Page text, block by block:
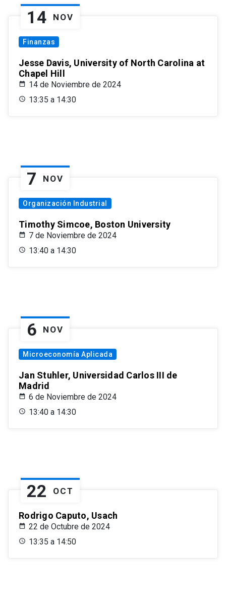
14 NOV
Finanzas
Jesse Davis, University of North Carolina at
Chapel Hill
14 de Noviembre de 2024
13:35 a 14:30
7 NOV
Organización Industrial
Timothy Simcoe, Boston University
7 de Noviembre de 2024
13:40 a 14:30
6 NOV
Microeconomía Aplicada
Jan Stuhler, Universidad Carlos III de
Madrid
6 de Noviembre de 2024
13:40 a 14:30
22 OCT
Rodrigo Caputo, Usach
22 de Octubre de 2024
13:35 a 14:50